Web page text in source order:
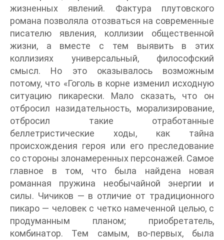
жизненных явлений. Фактура плутовского
романа позволяла отозваться на современные
писателю явления, коллизии общественной
жизни, а вместе с тем выявить в этих
коллизиях универсальный, философский
смысл. Но это оказывалось возможным
потому, что «Гоголь в корне изменил исходную
ситуацию пикарески. Мало сказать, что он
отбросил назидательность, морализирование,
отбросил такие отработанные
беллетристические ходы, как тайна
происхождения героя или его преследование
со стороны злонамеренных персонажей. Самое
главное в том, что была найдена новая
романная пружина необычайной энергии и
силы. Чичиков — в отличие от традиционного
пикаро — человек с четко намеченной целью, с
продуманным планом; приобретатель,
комбинатор. Тем самым, во-первых, была